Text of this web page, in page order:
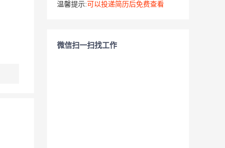
温馨提示: 可以投递简历后免费查看
微信扫一扫找工作